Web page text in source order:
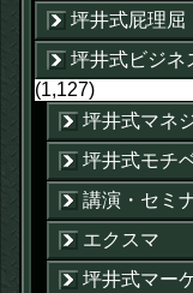
坪井式屁理屈
坪井式ビジネ
(1,127)
坪井式マネ
坪井式モチ
講演・セミ
エクスマ
坪井式マー